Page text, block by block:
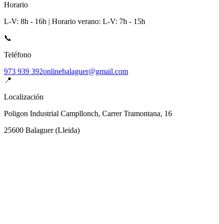
Horario
L-V: 8h - 16h | Horario verano: L-V: 7h - 15h
📞
Teléfono
973 939 392onlinebalaguer@gmail.com
📍
Localización
Poligon Industrial Campllonch, Carrer Tramontana, 16
25600 Balaguer(Lleida)